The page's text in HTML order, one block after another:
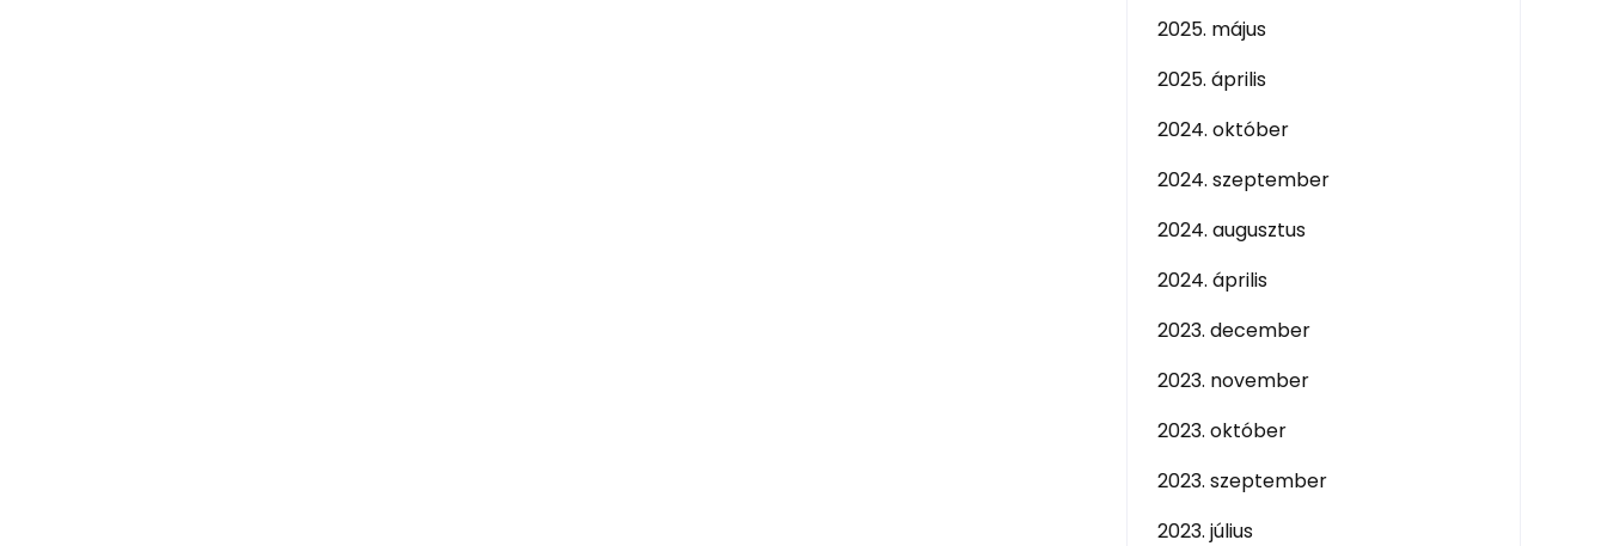
2025. május
2025. április
2024. október
2024. szeptember
2024. augusztus
2024. április
2023. december
2023. november
2023. október
2023. szeptember
2023. július